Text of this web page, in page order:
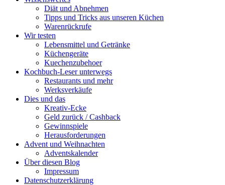
Diät und Abnehmen
Tipps und Tricks aus unseren Küchen
Warenrückrufe
Wir testen
Lebensmittel und Getränke
Küchengeräte
Kuechenzubehoer
Kochbuch-Leser unterwegs
Restaurants und mehr
Werksverkäufe
Dies und das
Kreativ-Ecke
Geld zurück / Cashback
Gewinnspiele
Herausforderungen
Advent und Weihnachten
Adventskalender
Über diesen Blog
Impressum
Datenschutzerklärung